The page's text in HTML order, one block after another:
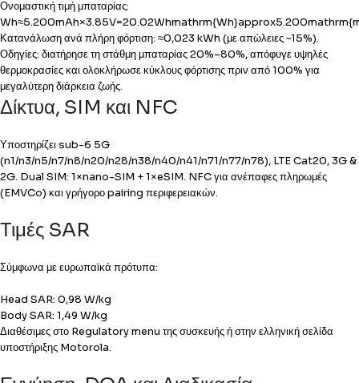
Ονομαστική τιμή μπαταρίας:
Κατανάλωση ανά πλήρη φόρτιση: ≈0,023 kWh (με απώλειες ~15%).
Οδηγίες: διατήρησε τη στάθμη μπαταρίας 20%–80%, απόφυγε υψηλές
θερμοκρασίες και ολοκλήρωσε κύκλους φόρτισης πριν από 100% για
μεγαλύτερη διάρκεια ζωής.
Δίκτυα, SIM και NFC
Υποστηρίζει sub-6 5G
(n1/n3/n5/n7/n8/n20/n28/n38/n40/n41/n71/n77/n78), LTE Cat20, 3G &
2G. Dual SIM: 1×nano-SIM + 1×eSIM. NFC για ανέπαφες πληρωμές
(EMVCo) και γρήγορο pairing περιφερειακών.
Τιμές SAR
Σύμφωνα με ευρωπαϊκά πρότυπα:
Head SAR: 0,98 W/kg
Body SAR: 1,49 W/kg
Διαθέσιμες στο Regulatory menu της συσκευής ή στην ελληνική σελίδα
υποστήριξης Motorola.